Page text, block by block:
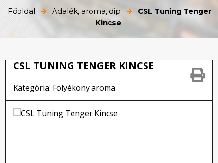
Főoldal Adalék, aroma, dip
CSL Tuning Tenger
Kincse
CSL TUNING TENGER KINCSE
Kategória: Folyékony aroma